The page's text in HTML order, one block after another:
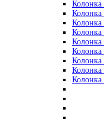
Колонка
Колонка
Колонка
Колонка
Колонка
Колонка
Колонка
Колонка
Колонка